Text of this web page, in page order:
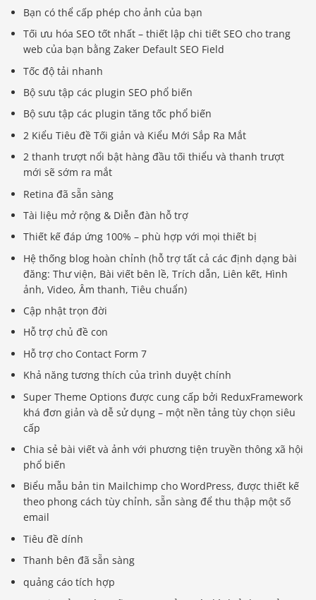
Bạn có thể cấp phép cho ảnh của bạn
Tối ưu hóa SEO tốt nhất – thiết lập chi tiết SEO cho trang
web của bạn bằng Zaker Default SEO Field
Tốc độ tải nhanh
Bộ sưu tập các plugin SEO phổ biến
Bộ sưu tập các plugin tăng tốc phổ biến
2 Kiểu Tiêu đề Tối giản và Kiểu Mới Sắp Ra Mắt
2 thanh trượt nổi bật hàng đầu tối thiểu và thanh trượt
mới sẽ sớm ra mắt
Retina đã sẵn sàng
Tài liệu mở rộng & Diễn đàn hỗ trợ
Thiết kế đáp ứng 100% – phù hợp với mọi thiết bị
Hệ thống blog hoàn chỉnh (hỗ trợ tất cả các định dạng bài
đăng: Thư viện, Bài viết bên lề, Trích dẫn, Liên kết, Hình
ảnh, Video, Âm thanh, Tiêu chuẩn)
Cập nhật trọn đời
Hỗ trợ chủ đề con
Hỗ trợ cho Contact Form 7
Khả năng tương thích của trình duyệt chính
Super Theme Options được cung cấp bởi ReduxFramework
khá đơn giản và dễ sử dụng – một nền tảng tùy chọn siêu
cấp
Chia sẻ bài viết và ảnh với phương tiện truyền thông xã hội
phổ biến
Biểu mẫu bản tin Mailchimp cho WordPress, được thiết kế
theo phong cách tùy chỉnh, sẵn sàng để thu thập một số
email
Tiêu đề dính
Thanh bên đã sẵn sàng
quảng cáo tích hợp